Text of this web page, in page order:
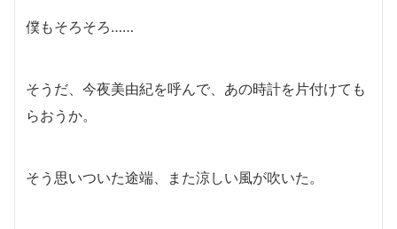
僕もそろそろ……
そうだ、今夜美由紀を呼んで、あの時計を片付けても
らおうか。
そう思いついた途端、また涼しい風が吹いた。